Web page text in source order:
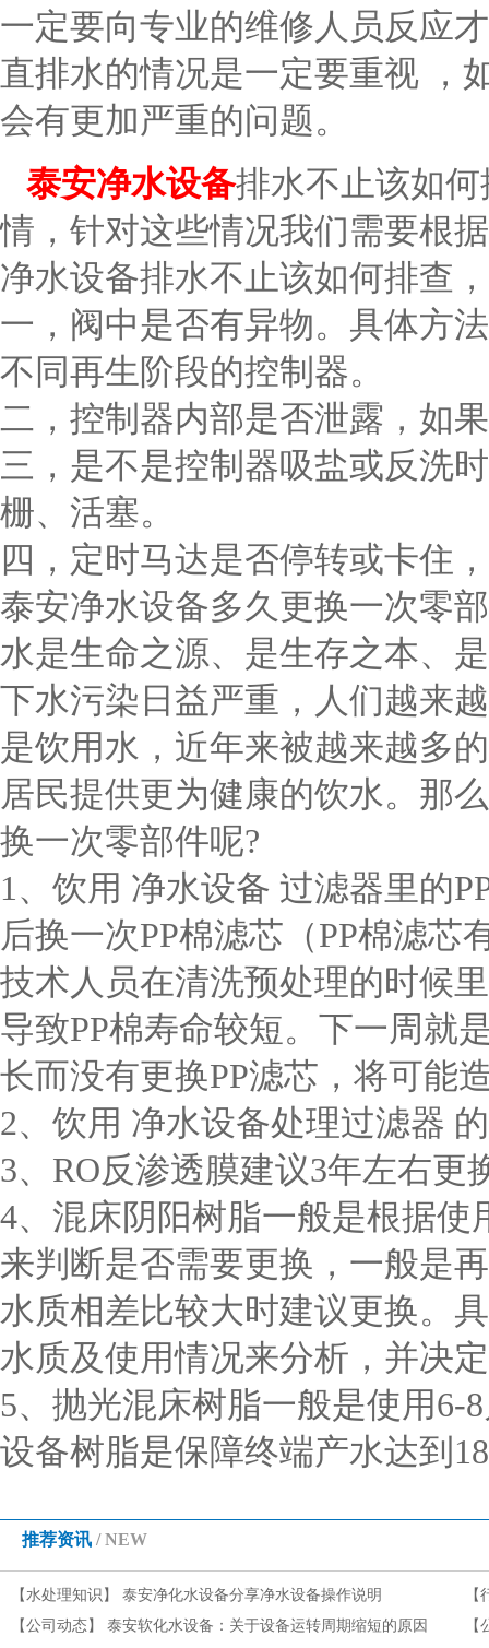
一定要向专业的维修人员反应
直排水的情况是一定要重视 ，
会有更加严重的问题。
泰安净水设备排水不止该如
情，针对这些情况我们需要根
净水设备排水不止该如何排查
一，阀中是否有异物。具体方
不同再生阶段的控制器。
二，控制器内部是否泄露，如
三，是不是控制器吸盐或反洗
栅、活塞。
四，定时马达是否停转或卡住
泰安净水设备多久更换一次零
水是生命之源、是生存之本、
下水污染日益严重，人们越来
是饮用水，近年来被越来越多
居民提供更为健康的饮水。那
换一次零部件呢?
1、饮用 净水设备 过滤器里的
后换一次PP棉滤芯（PP棉滤
技术人员在清洗预处理的时候
导致PP棉寿命较短。下一周就
长而没有更换PP滤芯，将可能
2、饮用 净水设备处理过滤器
3、RO反渗透膜建议3年左右更
4、混床阴阳树脂一般是根据
来判断是否需要更换，一般是
水质相差比较大时建议更换。
水质及使用情况来分析，并决
5、抛光混床树脂一般是使用6-
设备树脂是保障终端产水达到
推荐资讯 / NEW
【水处理知识】 泰安净化水设备分享净水设备操作说明
【公司动态】
泰安软化水设备：关于设备运转周期缩短的原因